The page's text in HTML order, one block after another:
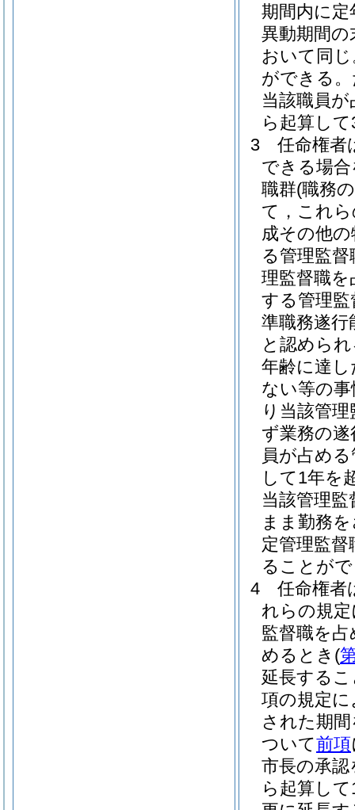
期間内に
異動期間
おいて同じ
ができる。
当該職員
ら起算し
3
任命権者
できる場
職群(職務
て，これ
成その他
る管理監
理監督職
する管理
準職務遂
と認めら
年齢に達
ない等の
り当該管
ず業務の
員が占め
して1年を
当該管理
まま勤務
定管理監
ることが
4
任命権者
れらの規
監督職を
めるとき (
延長する
項の規定
された期
ついて前項
市長の承
ら起算し